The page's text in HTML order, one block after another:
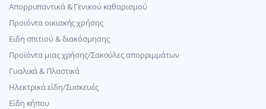
Απορρυπαντικά & Γενικού καθαρισμού
Προιόντα οικιακής χρήσης
Ειδη σπιτιού & διακόσμησης
Προϊόντα μιας χρήσης/Σακούλες απορριμμάτων
Γυαλικά & Πλαστικά
Ηλεκτρικά είδη/Συσκευές
Είδη κήπου